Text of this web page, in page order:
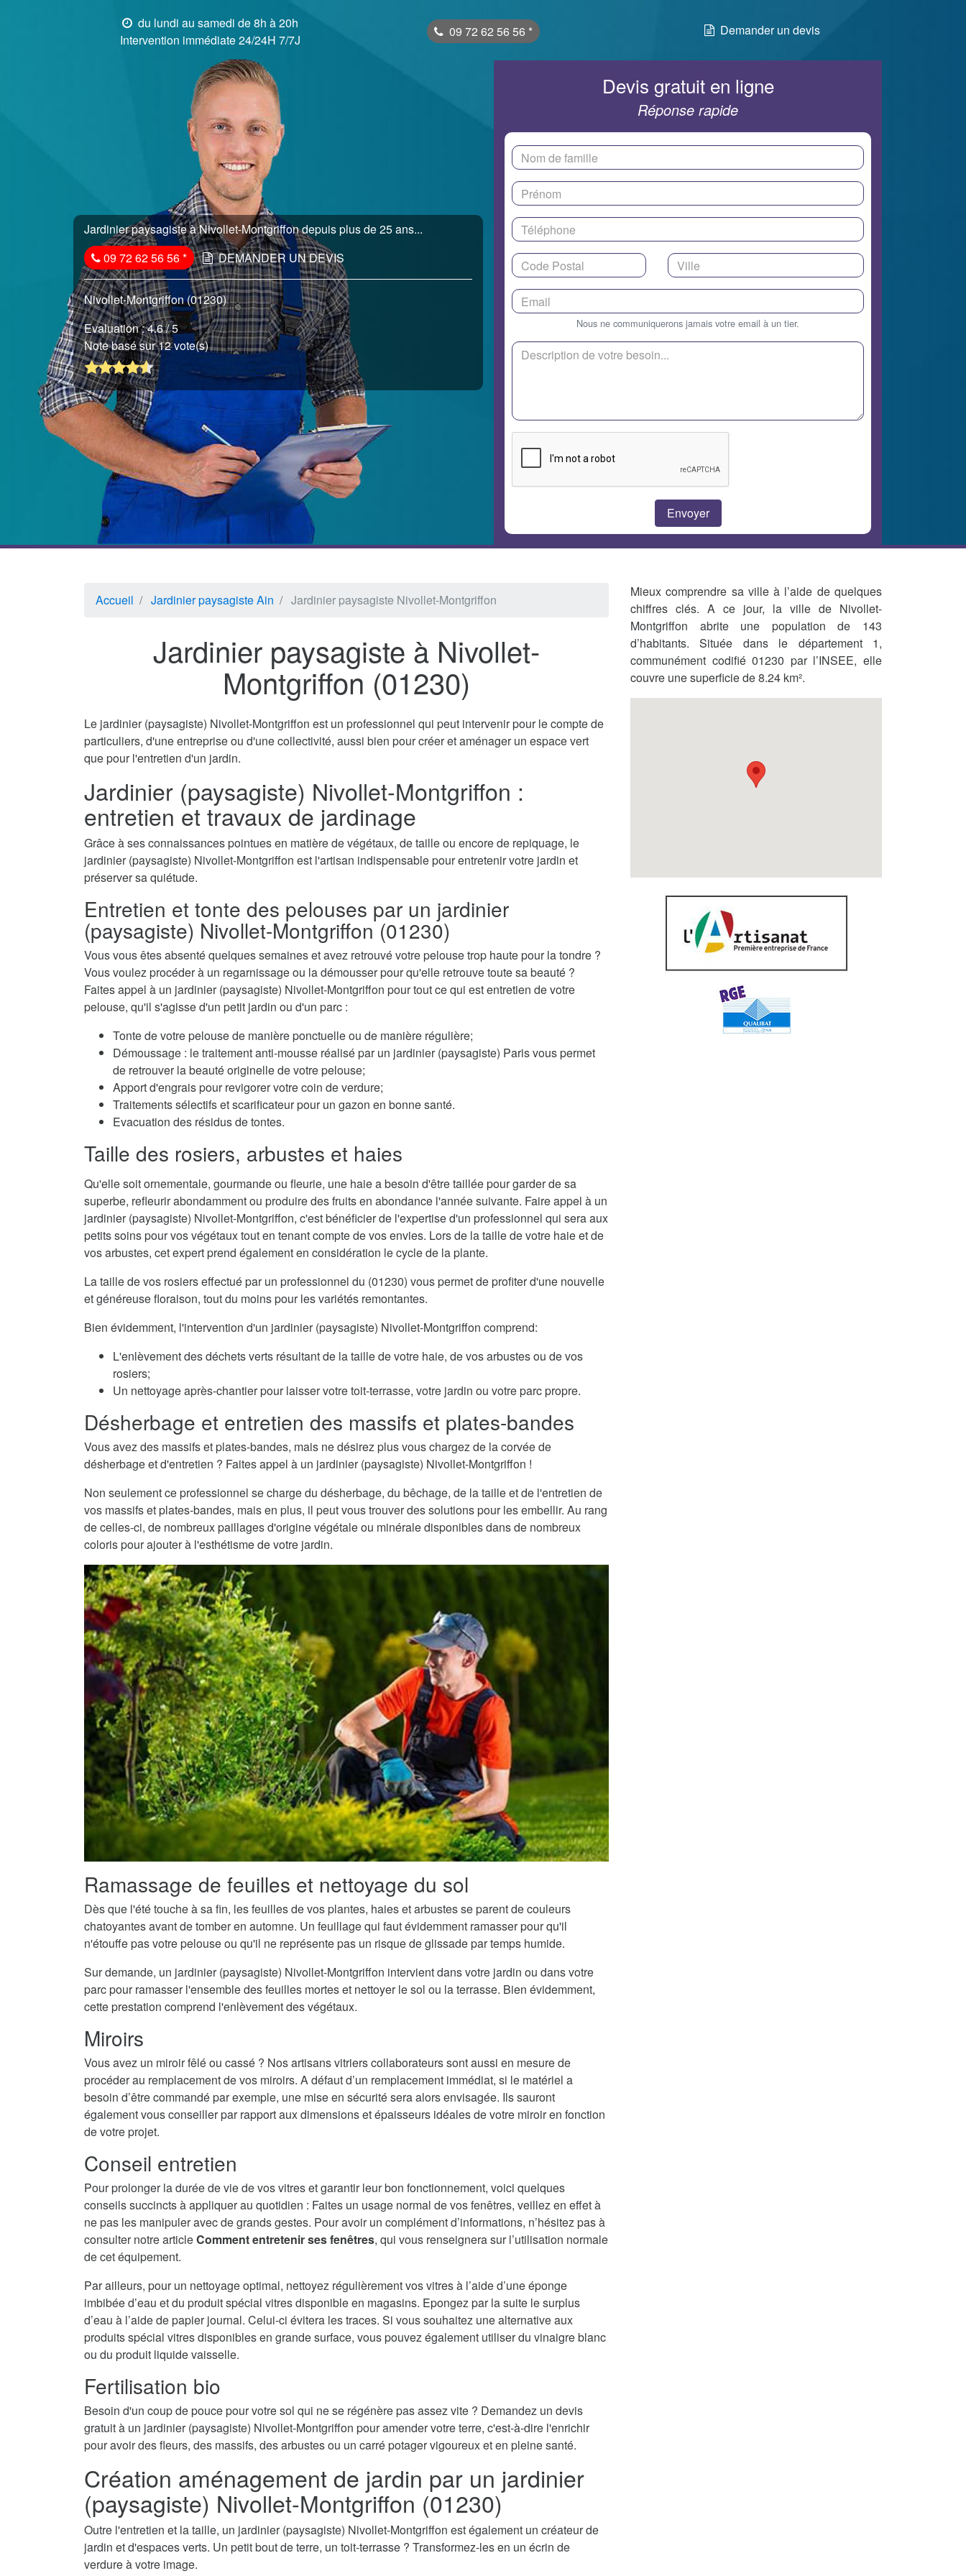
du lundi au samedi de 8h à 20h
Intervention immédiate 24/24H 7/7J
09 72 62 56 56 * Demander un devis
Jardinier paysagiste à Nivollet-Montgriffon depuis plus de 25 ans...
09 72 62 56 56* DEMANDER UN DEVIS
Nivollet-Montgriffon (01230)
Evaluation :4.6/ 5
Note basé sur 12 vote(s)
Devis gratuit en ligne
Réponse rapide
Nous ne communiquerons jamais votre email à un tier.
Accueil Jardinier paysagiste Ain Jardinier paysagiste Nivollet-Montgriffon
Jardinier paysagiste à Nivollet-
Montgriffon (01230)
Le jardinier (paysagiste) Nivollet-Montgriffon est un professionnel qui peut intervenir pour le compte de
particuliers, d'une entreprise ou d'une collectivité, aussi bien pour créer et aménager un espace vert
que pour l'entretien d'un jardin.
Jardinier (paysagiste) Nivollet-Montgriffon :
entretien et travaux de jardinage
Grâce à ses connaissances pointues en matière de végétaux, de taille ou encore de repiquage, le
jardinier (paysagiste) Nivollet-Montgriffon est l'artisan indispensable pour entretenir votre jardin et
préserver sa quiétude.
Entretien et tonte des pelouses par un jardinier
(paysagiste) Nivollet-Montgriffon (01230)
Vous vous êtes absenté quelques semaines et avez retrouvé votre pelouse trop haute pour la tondre ?
Vous voulez procéder à un regarnissage ou la démousser pour qu'elle retrouve toute sa beauté ?
Faites appel à un jardinier (paysagiste) Nivollet-Montgriffon pour tout ce qui est entretien de votre
pelouse, qu'il s'agisse d'un petit jardin ou d'un parc :
Tonte de votre pelouse de manière ponctuelle ou de manière régulière;
Démoussage : le traitement anti-mousse réalisé par un jardinier (paysagiste) Paris vous permet
de retrouver la beauté originelle de votre pelouse;
Apport d'engrais pour revigorer votre coin de verdure;
Traitements sélectifs et scarificateur pour un gazon en bonne santé.
Evacuation des résidus de tontes.
Taille des rosiers, arbustes et haies
Qu'elle soit ornementale, gourmande ou fleurie, une haie a besoin d'être taillée pour garder de sa
superbe, refleurir abondamment ou produire des fruits en abondance l'année suivante. Faire appel à un
jardinier (paysagiste) Nivollet-Montgriffon, c'est bénéficier de l'expertise d'un professionnel qui sera aux
petits soins pour vos végétaux tout en tenant compte de vos envies. Lors de la taille de votre haie et de
vos arbustes, cet expert prend également en considération le cycle de la plante.
La taille de vos rosiers effectué par un professionnel du (01230) vous permet de profiter d'une nouvelle
et généreuse floraison, tout du moins pour les variétés remontantes.
Bien évidemment, l'intervention d'un jardinier (paysagiste) Nivollet-Montgriffon comprend:
L'enlèvement des déchets verts résultant de la taille de votre haie, de vos arbustes ou de vos
rosiers;
Un nettoyage après-chantier pour laisser votre toit-terrasse, votre jardin ou votre parc propre.
Désherbage et entretien des massifs et plates-bandes
Vous avez des massifs et plates-bandes, mais ne désirez plus vous chargez de la corvée de
désherbage et d'entretien ? Faites appel à un jardinier (paysagiste) Nivollet-Montgriffon !
Non seulement ce professionnel se charge du désherbage, du bêchage, de la taille et de l'entretien de
vos massifs et plates-bandes, mais en plus, il peut vous trouver des solutions pour les embellir. Au rang
de celles-ci, de nombreux paillages d'origine végétale ou minérale disponibles dans de nombreux
coloris pour ajouter à l'esthétisme de votre jardin.
Ramassage de feuilles et nettoyage du sol
Dès que l'été touche à sa fin, les feuilles de vos plantes, haies et arbustes se parent de couleurs
chatoyantes avant de tomber en automne. Un feuillage qui faut évidemment ramasser pour qu'il
n'étouffe pas votre pelouse ou qu'il ne représente pas un risque de glissade par temps humide.
Sur demande, un jardinier (paysagiste) Nivollet-Montgriffon intervient dans votre jardin ou dans votre
parc pour ramasser l'ensemble des feuilles mortes et nettoyer le sol ou la terrasse. Bien évidemment,
cette prestation comprend l'enlèvement des végétaux.
Miroirs
Vous avez un miroir fêlé ou cassé ? Nos artisans vitriers collaborateurs sont aussi en mesure de
procéder au remplacement de vos miroirs. A défaut d’un remplacement immédiat, si le matériel a
besoin d’être commandé par exemple, une mise en sécurité sera alors envisagée. Ils sauront
également vous conseiller par rapport aux dimensions et épaisseurs idéales de votre miroir en fonction
de votre projet.
Conseil entretien
Pour prolonger la durée de vie de vos vitres et garantir leur bon fonctionnement, voici quelques
conseils succincts à appliquer au quotidien : Faites un usage normal de vos fenêtres, veillez en effet à
ne pas les manipuler avec de grands gestes. Pour avoir un complément d’informations, n’hésitez pas à
consulter notre articleComment entretenir ses fenêtres, qui vous renseignera sur l’utilisation normale
de cet équipement.
Par ailleurs, pour un nettoyage optimal, nettoyez régulièrement vos vitres à l’aide d’une éponge
imbibée d’eau et du produit spécial vitres disponible en magasins. Epongez par la suite le surplus
d’eau à l’aide de papier journal. Celui-ci évitera les traces. Si vous souhaitez une alternative aux
produits spécial vitres disponibles en grande surface, vous pouvez également utiliser du vinaigre blanc
ou du produit liquide vaisselle.
Fertilisation bio
Besoin d'un coup de pouce pour votre sol qui ne se régénère pas assez vite ? Demandez un devis
gratuit à un jardinier (paysagiste) Nivollet-Montgriffon pour amender votre terre, c'est-à-dire l'enrichir
pour avoir des fleurs, des massifs, des arbustes ou un carré potager vigoureux et en pleine santé.
Création aménagement de jardin par un jardinier
(paysagiste) Nivollet-Montgriffon (01230)
Outre l'entretien et la taille, un jardinier (paysagiste) Nivollet-Montgriffon est également un créateur de
jardin et d'espaces verts. Un petit bout de terre, un toit-terrasse ? Transformez-les en un écrin de
verdure à votre image.
Mieux comprendre sa ville à l’aide de quelques
chiffres clés. A ce jour, la ville de Nivollet-
Montgriffon abrite une population de 143
d’habitants. Située dans le département 1,
communément codifié 01230 par l’INSEE, elle
couvre une superficie de 8.24 km².